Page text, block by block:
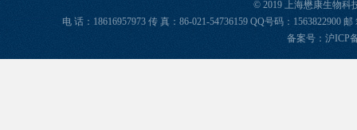
© 2019 上海懋康生物科
电 话：18616957973 传 真：86-021-54736159 QQ号码：1563822900
备案号： 沪ICP